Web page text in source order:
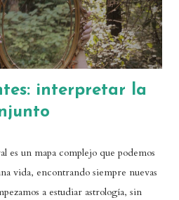
interpretar la
es un mapa complejo que podemos
vida, encontrando siempre nuevas
a estudiar astrología, sin